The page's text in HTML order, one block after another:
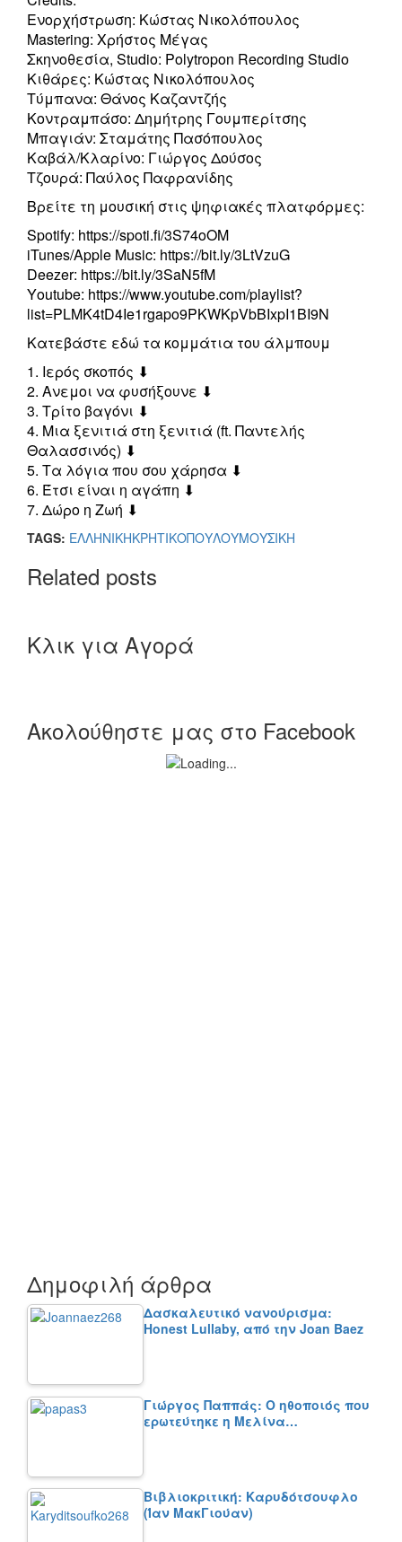
Ενορχήστρωση: Κώστας Νικολόπουλος
Mastering: Χρήστος Μέγας
Σκηνοθεσία, Studio: Polytropon Recording Studio
Κιθάρες: Κώστας Νικολόπουλος
Τύμπανα: Θάνος Καζαντζής
Κοντραμπάσο: Δημήτρης Γουμπερίτσης
Μπαγιάν: Σταμάτης Πασόπουλος
Καβάλ/Κλαρίνο: Γιώργος Δούσος
Τζουρά: Παύλος Παφρανίδης
Βρείτε τη μουσική στις ψηφιακές πλατφόρμες:
Spotify: https://spoti.fi/3S74oOM
iTunes/Apple Music: https://bit.ly/3LtVzuG
Deezer: https://bit.ly/3SaN5fM
Υoutube: https://www.youtube.com/playlist?
list=PLMK4tD4Ie1rgapo9PKWKpVbBIxpI1BI9N
Κατεβάστε εδώ τα κομμάτια του άλμπουμ
1. Ιερός σκοπός ⬇︎
2. Ανεμοι να φυσήξουνε ⬇︎
3. Τρίτο βαγόνι ⬇︎
4. Μια ξενιτιά στη ξενιτιά (ft. Παντελής
Θαλασσινός) ⬇︎
5. Τα λόγια που σου χάρησα ⬇︎
6. Έτσι είναι η αγάπη ⬇︎
7. Δώρο η Ζωή ⬇︎
TAGS: ΕΛΛΗΝΙΚΗΚΡΗΤΙΚΟΠΟΥΛΟΥΜΟΥΣΙΚΗ
Related posts
Κλικ για Αγορά
Ακολούθηστε μας στο Facebook
Δημοφιλή άρθρα
Δασκαλευτικό νανούρισμα:
Honest Lullaby, από την Joan Baez
Γιώργος Παππάς: Ο ηθοποιός που
ερωτεύτηκε η Μελίνα…
Βιβλιοκριτική: Καρυδότσουφλο
(Ίαν ΜακΓιούαν)